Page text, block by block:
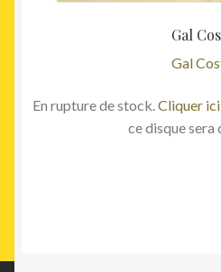
Gal
Gal
En rupture de stock.Cliquer ici
ce disque sera